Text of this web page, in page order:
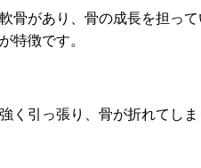
骨があり、骨の成長を担って
特徴です。
く引っ張り、骨が折れてしま